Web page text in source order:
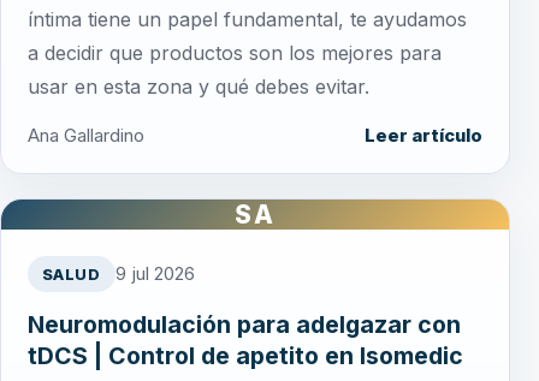
íntima tiene un papel fundamental, te ayudamos
a decidir que productos son los mejores para
usar en esta zona y qué debes evitar.
Ana Gallardino Leer artículo
SA
SALUD 9 jul 2026
Neuromodulación para adelgazar con
tDCS | Control de apetito en Isomedic